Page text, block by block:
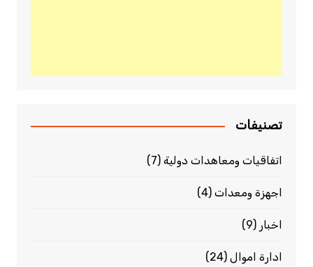
تصنيفات
اتفاقيات ومعاهدات دولية(7)
اجهزة ومعدات(4)
اخبار (9)
ادارة اموال(24)